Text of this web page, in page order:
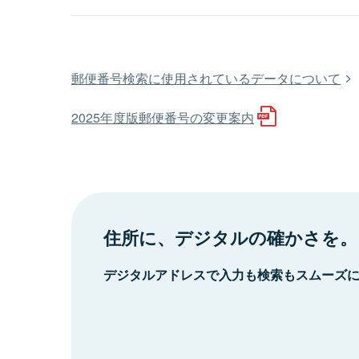
郵便番号検索に使用されているデータについて
2025年度版郵便番号の変更案内
住所に、デジタルの確かさを。
デジタルアドレスで入力も検索もスムーズ